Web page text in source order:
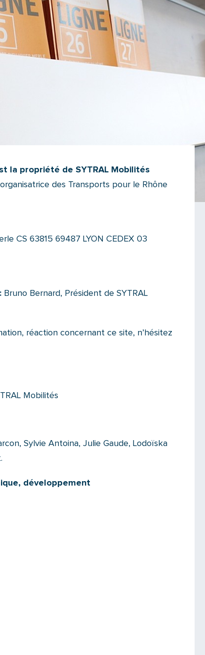
la propriété de SYTRAL Mobilités
des Transports pour le Rhône
CS 63815 69487 LYON CEDEX 03
Bruno Bernard, Président de SYTRAL
réaction concernant ce site, n’hésitez
Mobilités
Sylvie Antoina, Julie Gaude, Lodoïska
développement